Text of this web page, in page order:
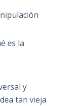
es la
y
tan vieja